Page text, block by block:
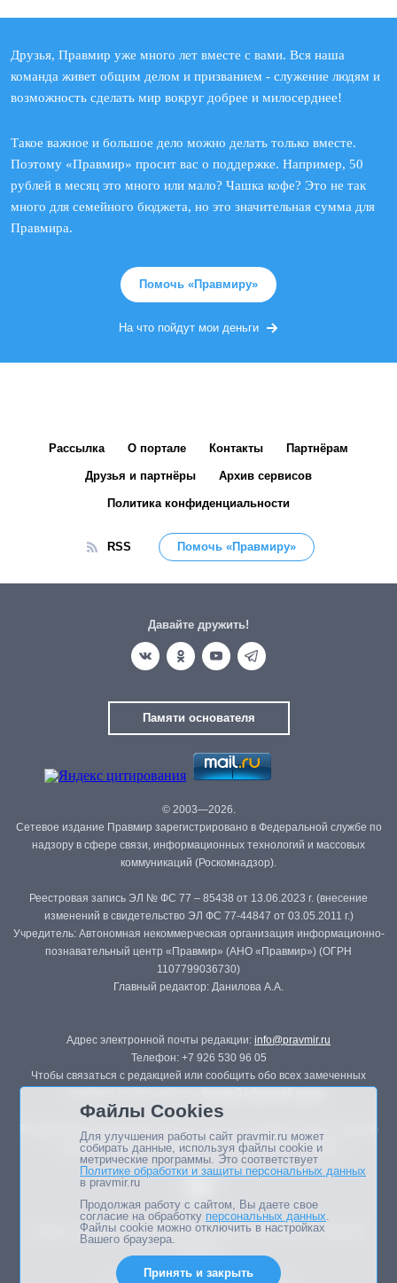
Друзья, Правмир уже много лет вместе с вами. Вся наша
команда живет общим делом и призванием - служение людям и
возможность сделать мир вокруг добрее и милосерднее!
Такое важное и большое дело можно делать только вместе.
Поэтому «Правмир» просит вас о поддержке. Например, 50
рублей в месяц это много или мало? Чашка кофе? Это не так
много для семейного бюджета, но это значительная сумма для
Правмира.
Помочь «Правмиру»
На что пойдут мои деньги
Рассылка О портале Контакты Партнёрам
Друзья и партнёры Архив сервисов
Политика конфиденциальности
RSS Помочь «Правмиру»
Давайте дружить!
Памяти основателя
© 2003—2026.
Сетевое издание Правмир зарегистрировано в Федеральной службе по
надзору в сфере связи, информационных технологий и массовых
коммуникаций (Роскомнадзор).
Реестровая запись ЭЛ № ФС 77 – 85438 от 13.06.2023 г. (внесение
изменений в свидетельство ЭЛ ФС 77-44847 от 03.05.2011 г.)
Учредитель: Автономная некоммерческая организация информационно-
познавательный центр «Правмир» (АНО «Правмир») (ОГРН
1107799036730)
Главный редактор: Данилова А.А.
Адрес электронной почты редакции: info@pravmir.ru
Телефон: +7 926 530 96 05
Чтобы связаться с редакцией или сообщить обо всех замеченных
Републикация материалов сайта в печатных изданиях (книгах, прессе)
возможна только с письменного разрешения редакции.
Мнение авторов статей портала может не совпадать с позицией
Файлы Cookies
Для улучшения работы сайт pravmir.ru может
собирать данные, используя файлы cookie и
метрические программы. Это соответствует
Политике обработки и защиты персональных данных
в pravmir.ru
Продолжая работу с сайтом, Вы даете свое
согласие на обработку персональных данных.
Файлы cookie можно отключить в настройках
Вашего браузера.
Принять и закрыть